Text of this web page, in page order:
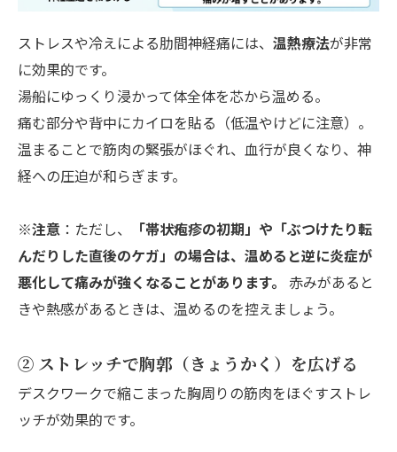
ストレスや冷えによる肋間神経痛には、 温熱療法が非常
に効果的です。
湯船にゆっくり浸かって体全体を芯から温める。
痛む部分や背中にカイロを貼る（低温やけどに注意）。
温まることで筋肉の緊張がほぐれ、血行が良くなり、神
経への圧迫が和らぎます。
※注意 ：ただし、
「帯状疱疹の初期」や「ぶつけたり転
んだりした直後のケガ」の場合は、温めると逆に炎症が
悪化して痛みが強くなることがあります。
赤みがあると
きや熱感があるときは、温めるのを控えましょう。
② ストレッチで胸郭（きょうかく）を広げる
デスクワークで縮こまった胸周りの筋肉をほぐすストレ
ッチが効果的です。